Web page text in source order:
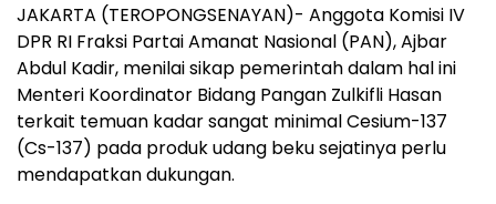
JAKARTA (TEROPONGSENAYAN)- Anggota Komisi IV
DPR RI Fraksi Partai Amanat Nasional (PAN), Ajbar
Abdul Kadir, menilai sikap pemerintah dalam hal ini
Menteri Koordinator Bidang Pangan Zulkifli Hasan
terkait temuan kadar sangat minimal Cesium-137
(Cs-137) pada produk udang beku sejatinya perlu
mendapatkan dukungan.